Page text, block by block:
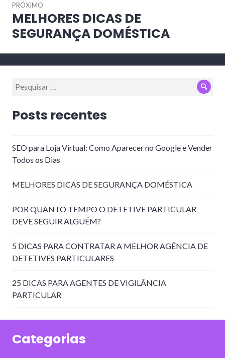
PRÓXIMO
Próximo
post:
MELHORES DICAS DE
SEGURANÇA DOMÉSTICA
Pesquisar
Posts recentes
SEO para Loja Virtual: Como Aparecer no Google e Vender
Todos os Dias
MELHORES DICAS DE SEGURANÇA DOMÉSTICA
POR QUANTO TEMPO O DETETIVE PARTICULAR
DEVE SEGUIR ALGUÉM?
5 DICAS PARA CONTRATAR A MELHOR AGÊNCIA DE
DETETIVES PARTICULARES
25 DICAS PARA AGENTES DE VIGILÂNCIA
PARTICULAR
Categorias